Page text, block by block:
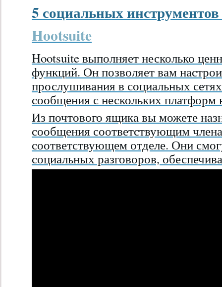
5 социальных
Hootsuite
Hootsuite выполняет несколько
функций. Он позволяет вам
прослушивания в социальных
сообщения с нескольких
Из почтового ящика вы можете
сообщения соответствующим
соответствующем отделе. Они
социальных разговоров,